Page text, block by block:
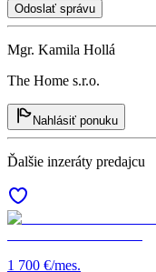
Odoslať správu
Mgr. Kamila Hollá
The Home s.r.o.
Nahlásiť ponuku
Ďalšie inzeráty predajcu
1 700 €/mes.